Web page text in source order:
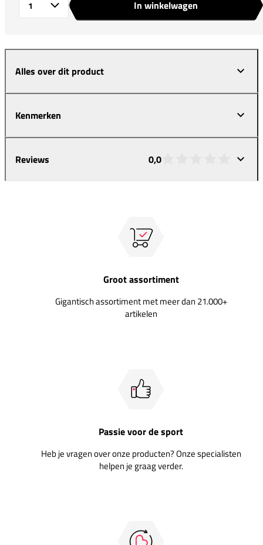
In winkelwagen
Alles over dit product
Kenmerken
Reviews 0,0
Groot assortiment
Gigantisch assortiment met meer dan 21.000+
artikelen
Passie voor de sport
Heb je vragen over onze producten? Onze specialisten
helpen je graag verder.